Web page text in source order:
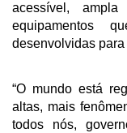
acessível,
equipamentos
desenvolvidas
“O mundo está
altas, mais
todos nós,